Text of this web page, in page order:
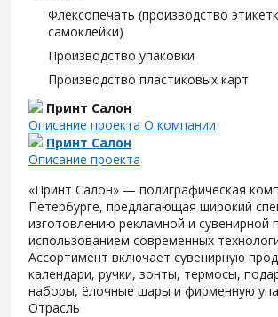
Флексопечать (производство
самоклейки)
Производство упаковки
Производство пластиковых карт
Принт Салон
Описание проекта О компании
Принт Салон
Описание проекта
«Принт Салон» — полиграфическая
Петербурге, предлагающая широкий
изготовлению рекламной и сувенирной
использованием современных
Ассортимент включает сувенирную
календари, ручки, зонты, термосы,
наборы, ёлочные шары и фирменную
Отрасль